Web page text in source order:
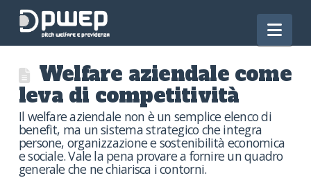
Welfare aziendale come
leva di competitività
Il welfare aziendale non è un semplice elenco di
benefit, ma un sistema strategico che integra
persone, organizzazione e sostenibilità economica
e sociale. Vale la pena provare a fornire un quadro
generale che ne chiarisca i contorni.